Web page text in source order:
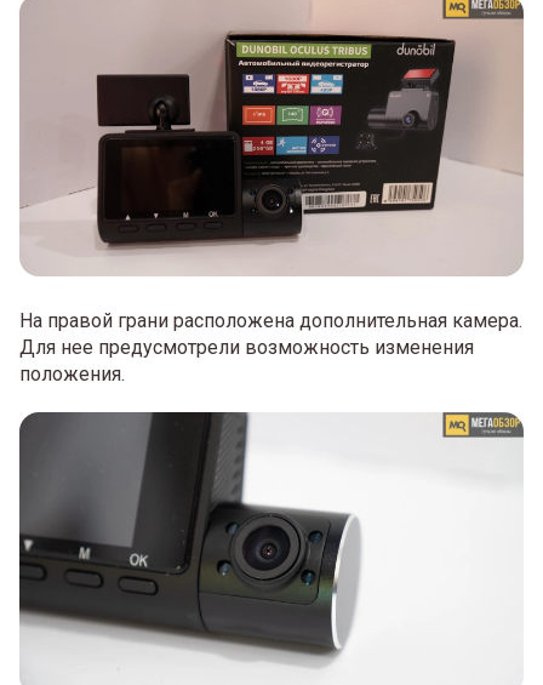
На правой грани расположена дополнительная камера.
Для нее предусмотрели возможность изменения
положения.